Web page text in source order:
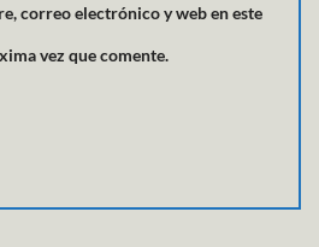
correo electrónico y web en este
vez que comente.